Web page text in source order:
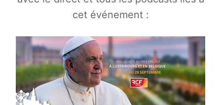
cet événement :